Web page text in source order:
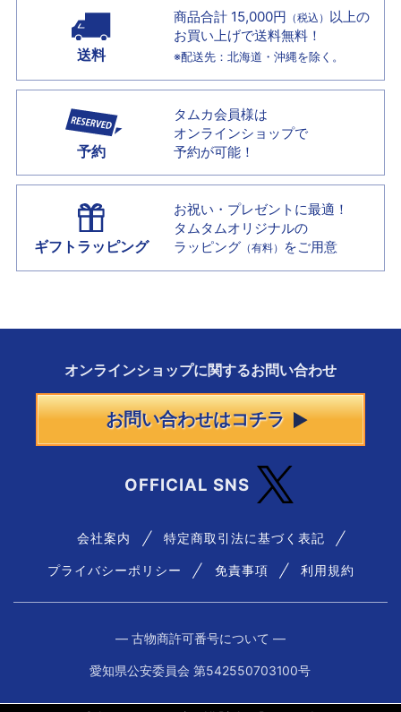
送料
商品合計 15,000円 （税込） 以上の
お買い上げで送料無料！
※配送先：北海道・沖縄を除く。
予約
タムカ会員様は
オンラインショップで
予約が可能！
ギフトラッピング
お祝い・プレゼントに最適！
タムタムオリジナルの
ラッピング （有料） をご用意
オンラインショップに関するお問い合わせ
お問い合わせはコチラ
OFFICIAL SNS
会社案内 特定商取引法に基づく表記
プライバシーポリシー 免責事項 利用規約
― 古物商許可番号について ―
愛知県公安委員会 第542550703100号